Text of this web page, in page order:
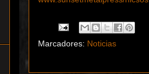
Marcadores: Noticias